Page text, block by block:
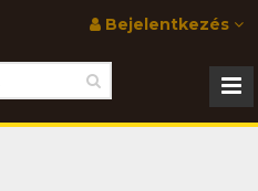
Bejelentkezés